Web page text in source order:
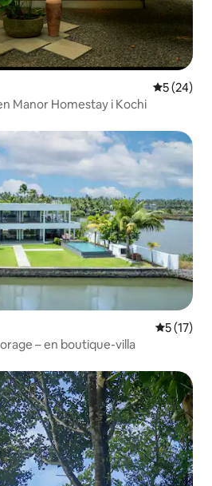
5 ud af 5 i
5 (24)
Manor Homestay i Kochi
5 ud af 5
5 (17)
– en boutique-villa